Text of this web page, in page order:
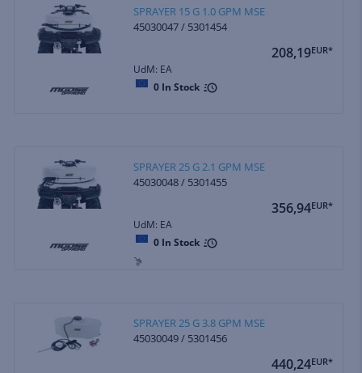
SPRAYER 15 G 1.0 GPM MSE
45030047 / 5301454
208,19EUR*
UdM: EA
0 In Stock
SPRAYER 25 G 2.1 GPM MSE
45030048 / 5301455
356,94EUR*
UdM: EA
0 In Stock
SPRAYER 25 G 3.8 GPM MSE
45030049 / 5301456
440,24EUR*